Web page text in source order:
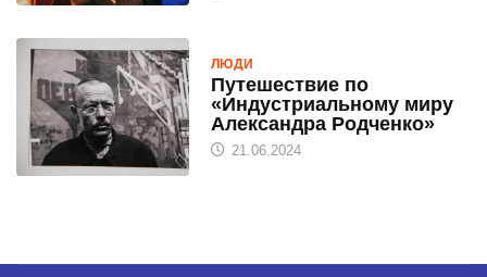
ЛЮДИ
Путешествие по
«Индустриальному миру
Александра Родченко»
21.06.2024